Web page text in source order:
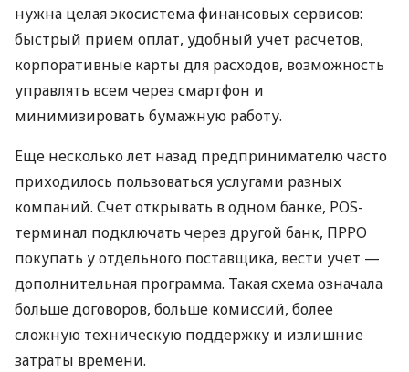
нужна целая экосистема финансовых сервисов:
быстрый прием оплат, удобный учет расчетов,
корпоративные карты для расходов, возможность
управлять всем через смартфон и
минимизировать бумажную работу.
Еще несколько лет назад предпринимателю часто
приходилось пользоваться услугами разных
компаний. Счет открывать в одном банке, POS-
терминал подключать через другой банк, ПРРО
покупать у отдельного поставщика, вести учет —
дополнительная программа. Такая схема означала
больше договоров, больше комиссий, более
сложную техническую поддержку и излишние
затраты времени.